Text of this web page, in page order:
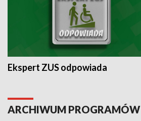
Ekspert ZUS odpowiada
ARCHIWUM PROGRAMÓW